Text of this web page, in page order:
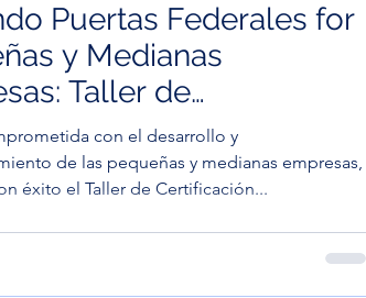
Puertas Federales for
y Medianas
Taller de
SDVOSB para
Emprendedores:
con el desarrollo y
de las pequeñas y medianas empresas,
éxito el Taller de Certificación...